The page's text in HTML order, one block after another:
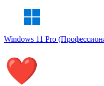
Windows 11 Pro